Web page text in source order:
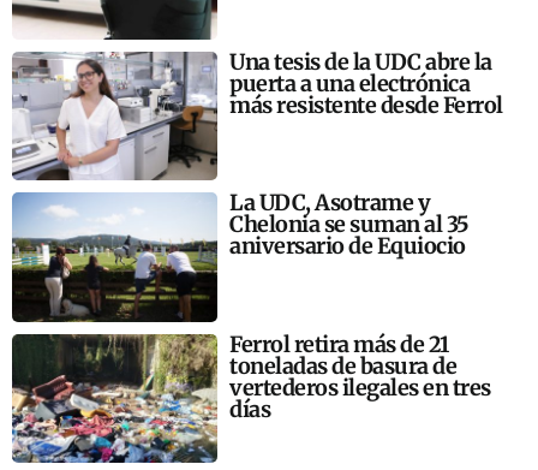
Una tesis de la UDC abre la
puerta a una electrónica
más resistente desde Ferrol
La UDC, Asotrame y
Chelonia se suman al 35
aniversario de Equiocio
Ferrol retira más de 21
toneladas de basura de
vertederos ilegales en tres
días